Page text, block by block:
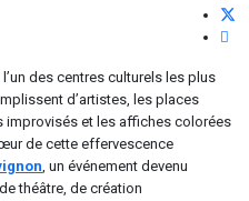
des centres culturels les plus
d’artistes, les places
et les affiches colorées
de cette effervescence
, un événement devenu
théâtre, de création